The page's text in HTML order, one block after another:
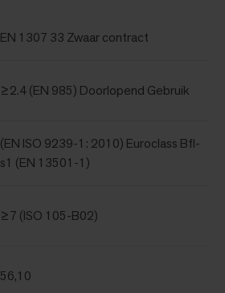
EN 1307 33 Zwaar contract
≥2.4 (EN 985) Doorlopend Gebruik
(EN ISO 9239-1: 2010) Euroclass Bfl-
s1 (EN 13501-1)
≥7 (ISO 105-B02)
56,10